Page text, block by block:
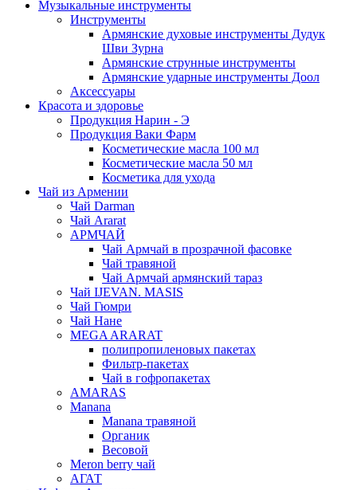
Музыкальные инструменты
Инструменты
Армянские духовые инструменты Дудук
Шви Зурна
Армянские струнные инструменты
Армянские ударные инструменты Доол
Аксессуары
Красота и здоровье
Продукция Нарин - Э
Продукция Ваки Фарм
Косметические масла 100 мл
Косметические масла 50 мл
Косметика для ухода
Чай из Армении
Чай Darman
Чай Ararat
АРМЧАЙ
Чай Армчай в прозрачной фасовке
Чай травяной
Чай Армчай армянский тараз
Чай IJEVAN. MASIS
Чай Гюмри
Чай Нане
MEGA ARARAT
полипропиленовых пакетах
Фильтр-пакетах
Чай в гофропакетах
AMARAS
Manana
Manana травяной
Органик
Весовой
Meron berry чай
АГАТ